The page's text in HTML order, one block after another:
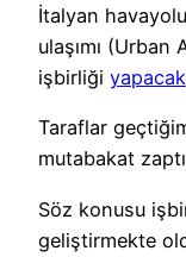
İtalyan
ulaşımı
işbirliği yapacak
Taraflar
mutabakat
Söz konusu
geliştirmekte